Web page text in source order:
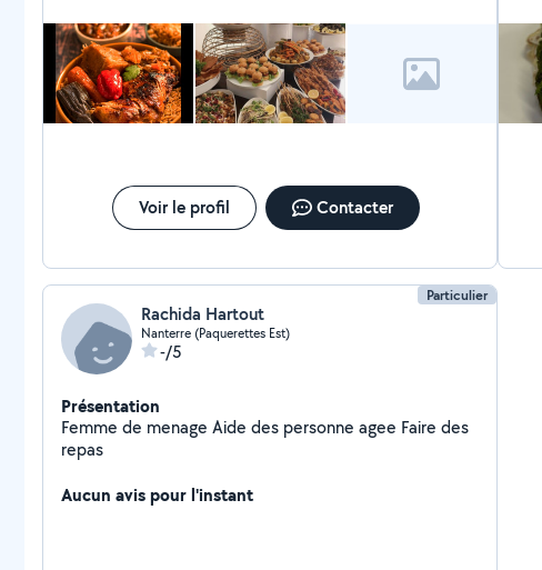
Voir le profil Contacter
Particulier
Rachida Hartout
Nanterre (Paquerettes Est)
-/5
Présentation
Femme de menage Aide des personne agee Faire des
repas
Aucun avis pour l'instant